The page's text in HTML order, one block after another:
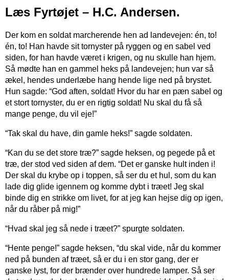
Læs Fyrtøjet – H.C. Andersen.
Der kom en soldat marcherende hen ad landevejen: én, to!
én, to! Han havde sit tornyster på ryggen og en sabel ved
siden, for han havde været i krigen, og nu skulle han hjem.
Så mødte han en gammel heks på landevejen; hun var så
ækel, hendes underlæbe hang hende lige ned på brystet.
Hun sagde: “God aften, soldat! Hvor du har en pæn sabel og
et stort tornyster, du er en rigtig soldat! Nu skal du få så
mange penge, du vil eje!”
“Tak skal du have, din gamle heks!” sagde soldaten.
“Kan du se det store træ?” sagde heksen, og pegede på et
træ, der stod ved siden af dem. “Det er ganske hult inden i!
Der skal du krybe op i toppen, så ser du et hul, som du kan
lade dig glide igennem og komme dybt i træet! Jeg skal
binde dig en strikke om livet, for at jeg kan hejse dig op igen,
når du råber på mig!”
“Hvad skal jeg så nede i træet?” spurgte soldaten.
“Hente penge!” sagde heksen, “du skal vide, når du kommer
ned på bunden af træet, så er du i en stor gang, der er
ganske lyst, for der brænder over hundrede lamper. Så ser